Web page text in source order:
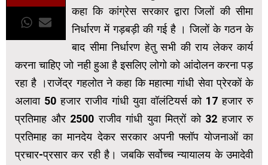
कहा कि कांग्रेस सरकार द्वारा जिलों की सीमा
निर्धारण में गड़बड़ी की गई है । जिलों के गठन के
बाद सीमा निर्धारण हेतु सभी की राय लेकर कार्य
करना चाहिए जो नही हुआ है इसलिए लोगो को आंदोलन करना पड़
रहा है ।राजेंद्र गहलोत ने कहा कि महात्मा गांधी सेवा प्रेरकों के
अलावा 50 हजार राजीव गांधी युवा वॉलंटियर्स को 17 हजार रु
प्रतिमाह और 2500 राजीव गांधी युवा मित्रों को 32 हजार रु
प्रतिमाह का मानदेय देकर सरकार अपनी फ्लॉप योजनाओं का
प्रचार-प्रसार कर रही है। जबकि सर्वोच्च न्यायालय के उमादेवी